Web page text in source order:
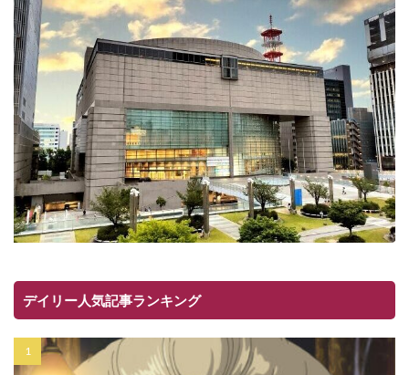
デイリー人気記事ランキング